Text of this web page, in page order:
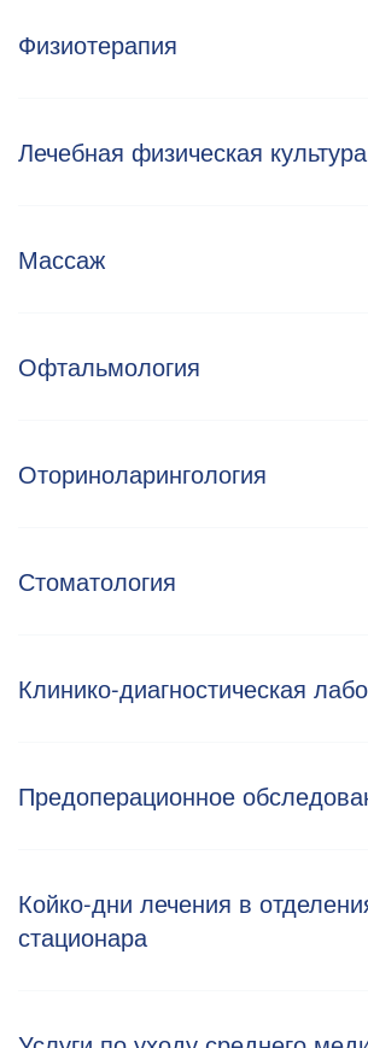
Физиотерапия
Лечебная физическая культура
Массаж
Офтальмология
Оториноларингология
Стоматология
Клинико-диагностическая
Предоперационное
Койко-дни лечения в
стационара